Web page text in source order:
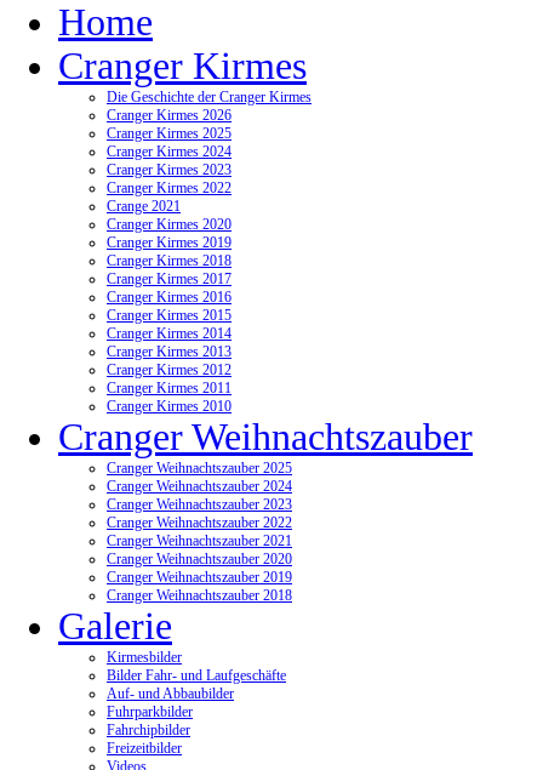
Home
Cranger Kirmes
Die Geschichte der Cranger Kirmes
Cranger Kirmes 2026
Cranger Kirmes 2025
Cranger Kirmes 2024
Cranger Kirmes 2023
Cranger Kirmes 2022
Crange 2021
Cranger Kirmes 2020
Cranger Kirmes 2019
Cranger Kirmes 2018
Cranger Kirmes 2017
Cranger Kirmes 2016
Cranger Kirmes 2015
Cranger Kirmes 2014
Cranger Kirmes 2013
Cranger Kirmes 2012
Cranger Kirmes 2011
Cranger Kirmes 2010
Cranger Weihnachtszauber
Cranger Weihnachtszauber 2025
Cranger Weihnachtszauber 2024
Cranger Weihnachtszauber 2023
Cranger Weihnachtszauber 2022
Cranger Weihnachtszauber 2021
Cranger Weihnachtszauber 2020
Cranger Weihnachtszauber 2019
Cranger Weihnachtszauber 2018
Galerie
Kirmesbilder
Bilder Fahr- und Laufgeschäfte
Auf- und Abbaubilder
Fuhrparkbilder
Fahrchipbilder
Freizeitbilder
Videos